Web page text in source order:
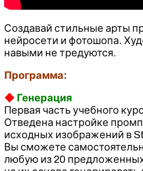
Создавай стильные арты
нейросети и фотошопа.
навыми не тредуются.
Программа:
◆ Генерация
Первая часть учебного
Отведена настройке
исходных изображений в
Вы сможете
любую из 20